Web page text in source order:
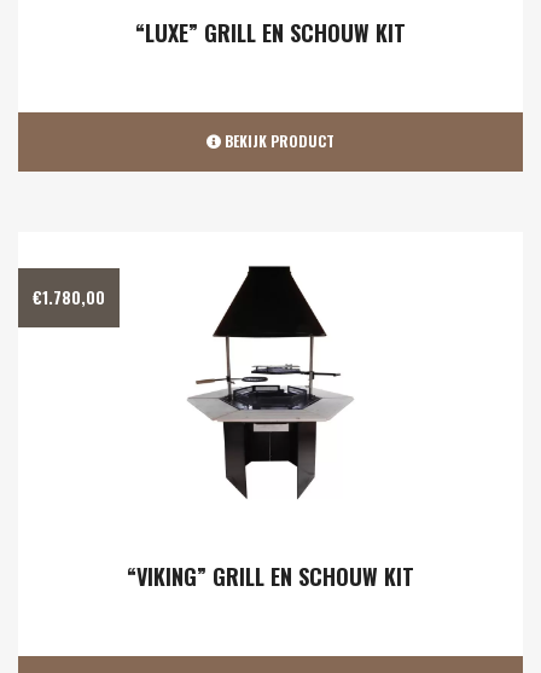
“LUXE” GRILL EN SCHOUW KIT
BEKIJK PRODUCT
€1.780,00
“VIKING” GRILL EN SCHOUW KIT